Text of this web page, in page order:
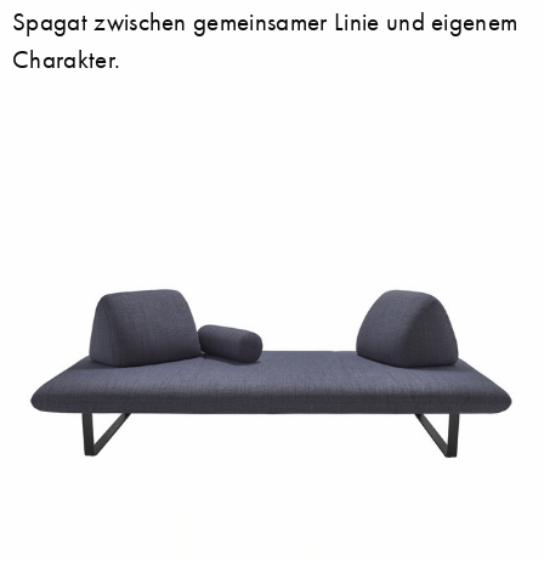
Spagat zwischen gemeinsamer Linie und eigenem
Charakter.